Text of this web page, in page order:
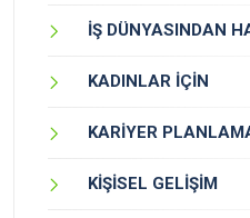
İŞ DÜNYASINDAN
KADINLAR İÇİN
KARİYER
KİŞİSEL GELİŞİM